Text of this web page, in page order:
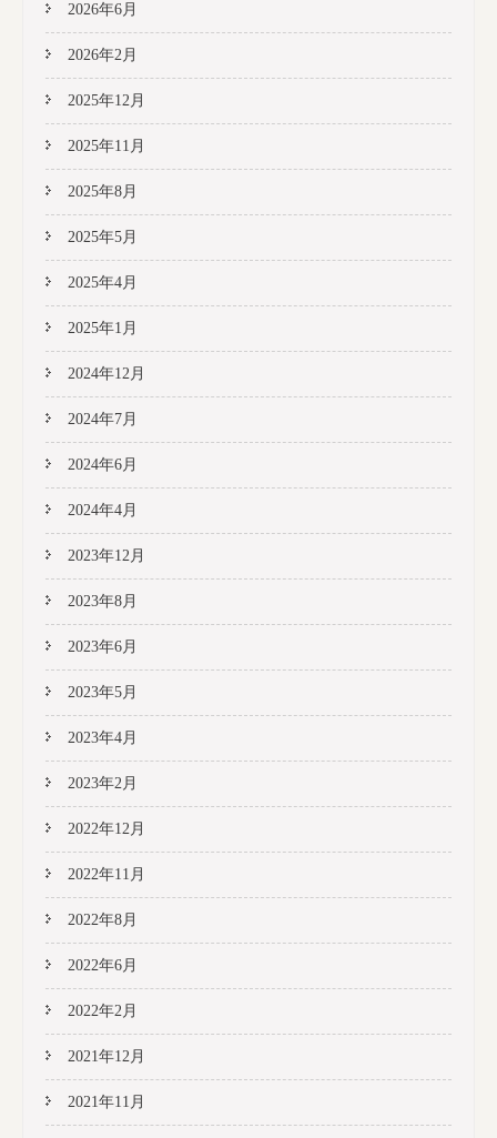
2026年6月
2026年2月
2025年12月
2025年11月
2025年8月
2025年5月
2025年4月
2025年1月
2024年12月
2024年7月
2024年6月
2024年4月
2023年12月
2023年8月
2023年6月
2023年5月
2023年4月
2023年2月
2022年12月
2022年11月
2022年8月
2022年6月
2022年2月
2021年12月
2021年11月